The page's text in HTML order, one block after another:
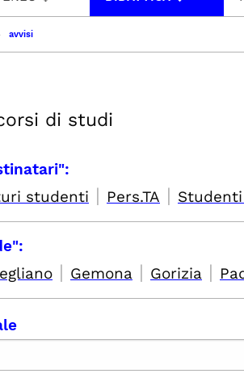
avvisi
di studi
studenti | Pers.TA |
| Gemona | Gorizia |